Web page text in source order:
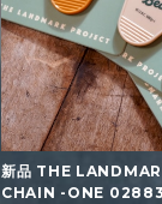
新品 THE
CHAIN -ONE 02883